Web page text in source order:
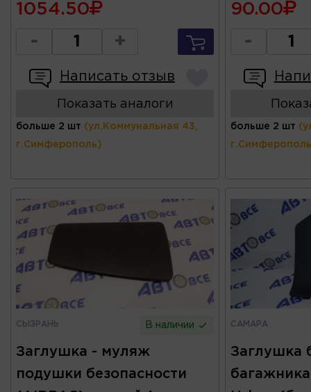
1054.50
- +
Написать отзыв
Показать аналоги
больше 2 шт (ул.Коммунальная 43,
г.Симферополь)
90.00
-
больше 2 шт
СЫЗРАНЬ В наличии
Заглушка - муляж
подушки безопасности
САМАРА
Заглушка